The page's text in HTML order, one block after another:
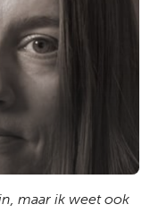
maar ik weet ook